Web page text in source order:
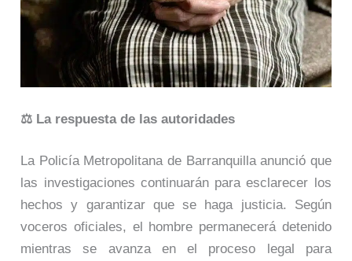
⚖️ La respuesta de las autoridades
La Policía Metropolitana de Barranquilla anunció que
las investigaciones continuarán para esclarecer los
hechos y garantizar que se haga justicia. Según
voceros oficiales, el hombre permanecerá detenido
mientras se avanza en el proceso legal para